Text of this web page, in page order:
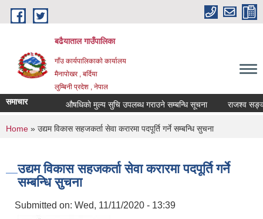
Skip to main content
बढैयाताल गाउँपालिका
गाँउ कार्यपालिकाकाे कार्यालय
मैनापाेखर , बर्दिया
लुम्बिनी प्रदेश , नेपाल
समाचार औषधिकाे मुल्य सुचि उपलब्ध गराउने सम्बन्धि सूचना राजश्व
You are here
Home » उद्यम विकास सहजकर्ता सेवा करारमा पदपूर्ति गर्ने सम्बन्धि सुचना
उद्यम विकास सहजकर्ता सेवा करारमा पदपूर्ति गर्ने
सम्बन्धि सुचना
Submitted on: Wed, 11/11/2020 - 13:39